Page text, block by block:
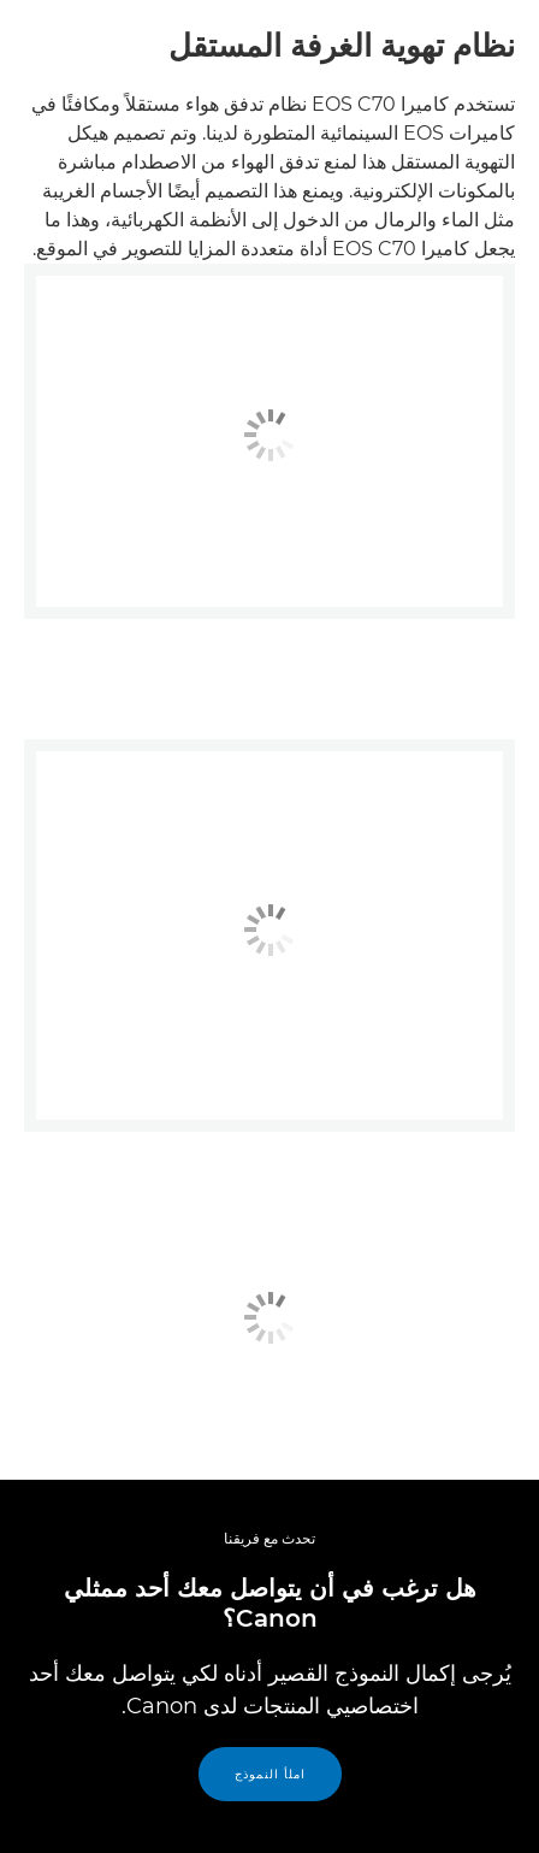
نظام تهوية الغرفة المستقل
تستخدم كاميرا EOS C70 نظام تدفق هواء مستقلاً ومكافئًا في
كاميرات EOS السينمائية المتطورة لدينا. وتم تصميم هيكل
التهوية المستقل هذا لمنع تدفق الهواء من الاصطدام مباشرة
بالمكونات الإلكترونية. ويمنع هذا التصميم أيضًا الأجسام الغريبة
مثل الماء والرمال من الدخول إلى الأنظمة الكهربائية، وهذا ما
يجعل كاميرا EOS C70 أداة متعددة المزايا للتصوير في الموقع.
تحدث مع فريقنا
هل ترغب في أن يتواصل معك أحد ممثلي
Canon؟
يُرجى إكمال النموذج القصير أدناه لكي يتواصل معك أحد
اختصاصيي المنتجات لدى Canon.
املأ النموذج